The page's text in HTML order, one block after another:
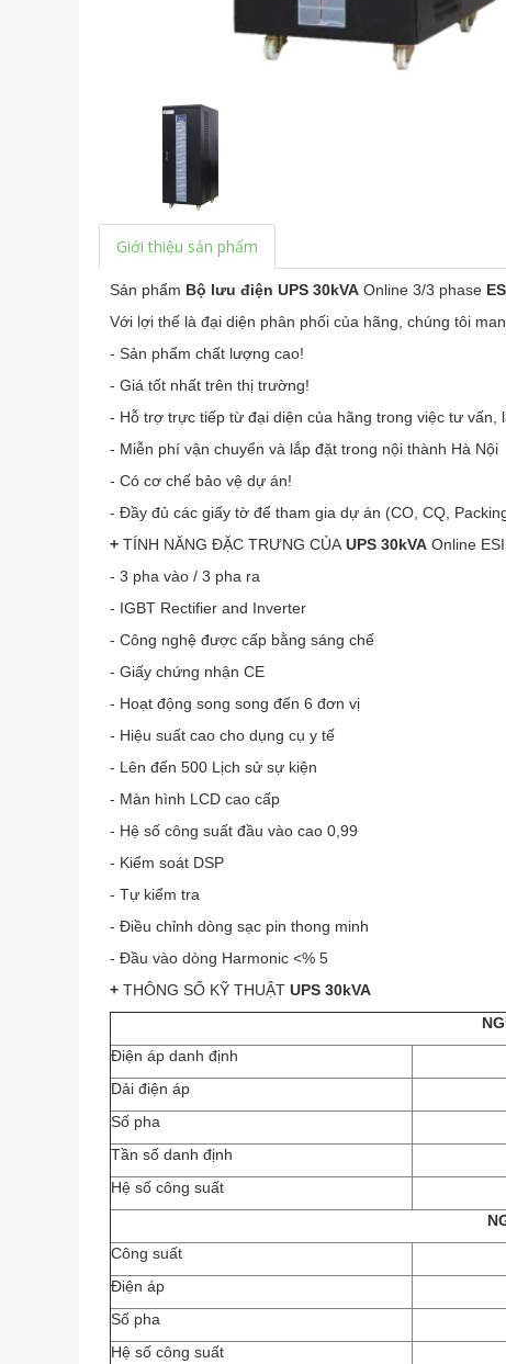
Giới thiệu sản phẩm
Sản phẩm Bộ lưu điện UPS 30kVA Online 3/3 phase
Với lợi thế là đại diện phân phối của hãng, chúng tôi
- Sản phẩm chất lượng cao!
- Giá tốt nhất trên thị trường!
- Hỗ trợ trực tiếp từ đại diện của hãng trong việc tư vấn,
- Miễn phí vận chuyển và lắp đặt trong nội thành Hà Nội
- Có cơ chế bảo vệ dự án!
- Đầy đủ các giấy tờ để tham gia dự án (CO, CQ,
+ TÍNH NĂNG ĐẶC TRƯNG CỦA UPS 30kVA Online
- 3 pha vào / 3 pha ra
- IGBT Rectifier and Inverter
- Công nghệ được cấp bằng sáng chế
- Giấy chứng nhận CE
- Hoạt động song song đến 6 đơn vị
- Hiệu suất cao cho dụng cụ y tế
- Lên đến 500 Lịch sử sự kiện
- Màn hình LCD cao cấp
- Hệ số công suất đầu vào cao 0,99
- Kiểm soát DSP
- Tự kiểm tra
- Điều chỉnh dòng sạc pin thong minh
- Đầu vào dòng Harmonic <% 5
+ THÔNG SỐ KỸ THUẬT UPS 30kVA
Điện áp danh định
Dải điện áp
Số pha
Tần số danh định
Hệ số công suất
Công suất
Điện áp
Số pha
Hệ số công suất